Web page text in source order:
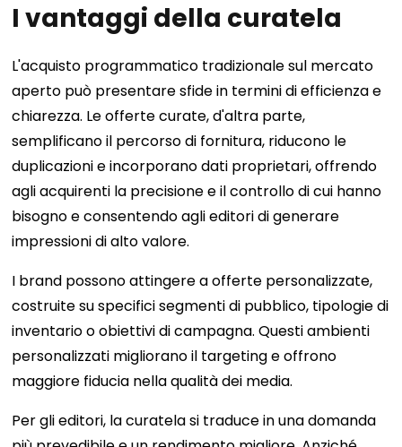
I vantaggi della curatela
L'acquisto programmatico tradizionale sul mercato
aperto può presentare sfide in termini di efficienza e
chiarezza. Le offerte curate, d'altra parte,
semplificano il percorso di fornitura, riducono le
duplicazioni e incorporano dati proprietari, offrendo
agli acquirenti la precisione e il controllo di cui hanno
bisogno e consentendo agli editori di generare
impressioni di alto valore.
I brand possono attingere a offerte personalizzate,
costruite su specifici segmenti di pubblico, tipologie di
inventario o obiettivi di campagna. Questi ambienti
personalizzati migliorano il targeting e offrono
maggiore fiducia nella qualità dei media.
Per gli editori, la curatela si traduce in una domanda